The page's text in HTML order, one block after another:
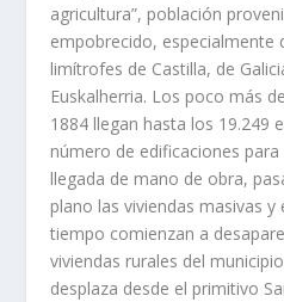
agricultura”, población
empobrecido, especialmente
limítrofes de Castilla, de
Euskalherria. Los poco más
1884 llegan hasta los 19.249
número de edificaciones
llegada de mano de obra,
plano las viviendas masivas
tiempo comienzan a
viviendas rurales del
desplaza desde el primitivo